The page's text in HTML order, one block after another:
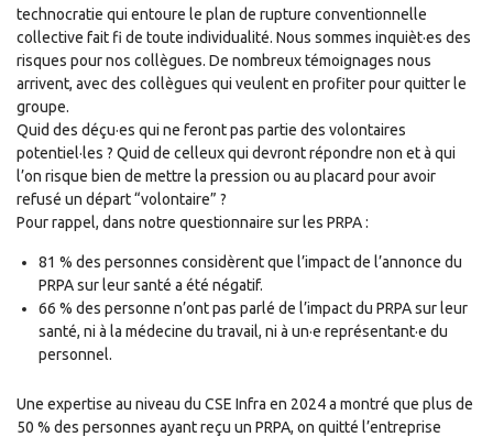
technocratie qui entoure le plan de rupture conventionnelle
collective fait fi de toute individualité. Nous sommes inquièt·es des
risques pour nos collègues. De nombreux témoignages nous
arrivent, avec des collègues qui veulent en profiter pour quitter le
groupe.
Quid des déçu·es qui ne feront pas partie des volontaires
potentiel·les ? Quid de celleux qui devront répondre non et à qui
l’on risque bien de mettre la pression ou au placard pour avoir
refusé un départ “volontaire” ?
Pour rappel, dans notre questionnaire sur les PRPA :
81 % des personnes considèrent que l’impact de l’annonce du
PRPA sur leur santé a été négatif.
66 % des personne n’ont pas parlé de l’impact du PRPA sur leur
santé, ni à la médecine du travail, ni à un·e représentant·e du
personnel.
Une expertise au niveau du CSE Infra en 2024 a montré que plus de
50 % des personnes ayant reçu un PRPA, on quitté l’entreprise